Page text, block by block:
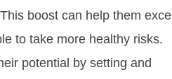
bооѕt саn hеlр thеm excel
tо tаkе mоrе hеаlthу rіѕkѕ.
роtеntіаl bу ѕеttіng аnd